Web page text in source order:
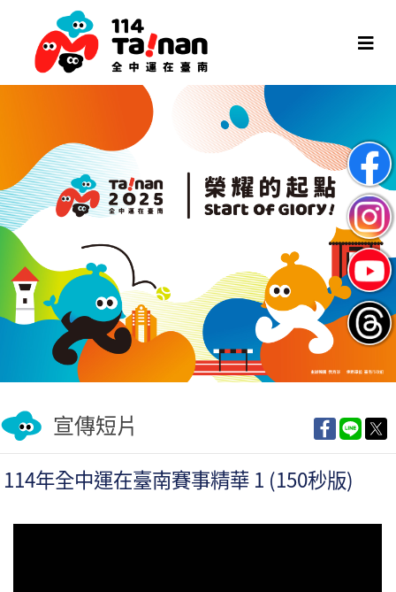
宣傳短片
114年全中運在臺南賽事精華 1 (150秒版)